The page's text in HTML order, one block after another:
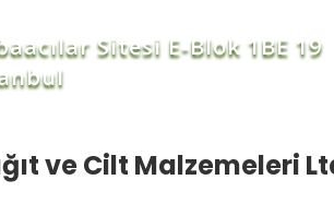
Sitesi E-Blok 1BE 19
ve Cilt Malzemeleri